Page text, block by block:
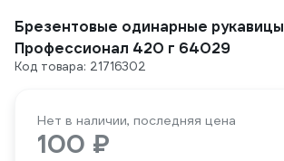
Брезентовые одинарные рукавицы
Профессионал 420 г 64029
Код товара: 21716302
Нет в наличии, последняя цена
100 ₽